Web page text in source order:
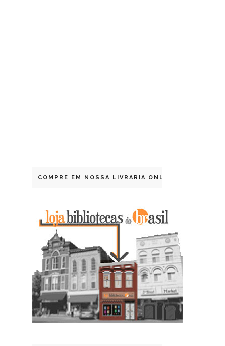
COMPRE EM NOSSA LIVRARIA ONLINE